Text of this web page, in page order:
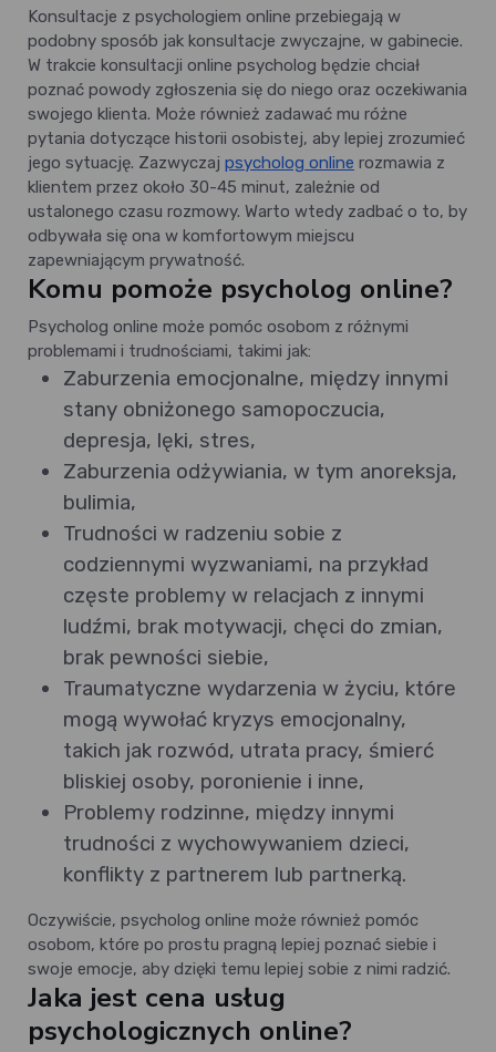
Konsultacje z psychologiem online przebiegają w
podobny sposób jak konsultacje zwyczajne, w gabinecie.
W trakcie konsultacji online psycholog będzie chciał
poznać powody zgłoszenia się do niego oraz oczekiwania
swojego klienta. Może również zadawać mu różne
pytania dotyczące historii osobistej, aby lepiej zrozumieć
jego sytuację. Zazwyczaj psycholog online rozmawia z
klientem przez około 30-45 minut, zależnie od
ustalonego czasu rozmowy. Warto wtedy zadbać o to, by
odbywała się ona w komfortowym miejscu
zapewniającym prywatność.
Komu pomoże psycholog online?
Psycholog online może pomóc osobom z różnymi
problemami i trudnościami, takimi jak:
Zaburzenia emocjonalne, między innymi
stany obniżonego samopoczucia,
depresja, lęki, stres,
Zaburzenia odżywiania, w tym anoreksja,
bulimia,
Trudności w radzeniu sobie z
codziennymi wyzwaniami, na przykład
częste problemy w relacjach z innymi
ludźmi, brak motywacji, chęci do zmian,
brak pewności siebie,
Traumatyczne wydarzenia w życiu, które
mogą wywołać kryzys emocjonalny,
takich jak rozwód, utrata pracy, śmierć
bliskiej osoby, poronienie i inne,
Problemy rodzinne, między innymi
trudności z wychowywaniem dzieci,
konflikty z partnerem lub partnerką.
Oczywiście, psycholog online może również pomóc
osobom, które po prostu pragną lepiej poznać siebie i
swoje emocje, aby dzięki temu lepiej sobie z nimi radzić.
Jaka jest cena usług
psychologicznych online?